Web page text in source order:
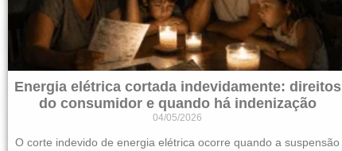
Energia elétrica cortada indevidamente: direitos
do consumidor e quando há indenização
04/05/2026
O corte indevido de energia elétrica ocorre quando a suspensão